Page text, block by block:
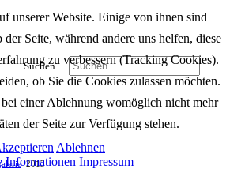
Suchen ...
2013
unserer Website. Einige von ihnen sind
Seite, während andere uns helfen, diese
zu verbessern (Tracking Cookies).
ob Sie die Cookies zulassen möchten.
bei einer Ablehnung womöglich nicht mehr
der Seite zur Verfügung stehen.
Ablehnen
Informationen Impressum